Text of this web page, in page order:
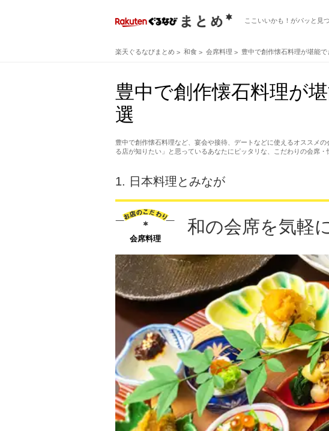
ここいいかも！がパッと見
楽天ぐるなびまとめ 和食 会席料理 豊中で創作懐石料理が堪能
豊中で創作懐石料理が
選
豊中で創作懐石料理など、宴会や接待、デートなどに使えるオススメ
る店が知りたい」と思っているあなたにピッタリな、こだわりの会席・
1. 日本料理とみなが
会席料理
和の会席を気軽